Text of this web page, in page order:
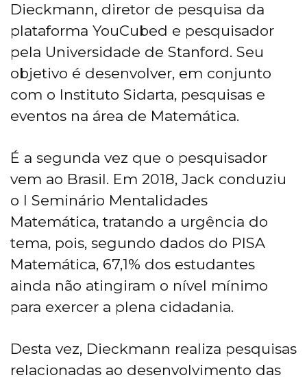
Dieckmann, diretor de pesquisa da
plataforma YouCubed e pesquisador
pela Universidade de Stanford. Seu
objetivo é desenvolver, em conjunto
com o Instituto Sidarta, pesquisas e
eventos na área de Matemática.
É a segunda vez que o pesquisador
vem ao Brasil. Em 2018, Jack conduziu
o I Seminário Mentalidades
Matemática, tratando a urgência do
tema, pois, segundo dados do PISA
Matemática, 67,1% dos estudantes
ainda não atingiram o nível mínimo
para exercer a plena cidadania.
Desta vez, Dieckmann realiza pesquisas
relacionadas ao desenvolvimento das